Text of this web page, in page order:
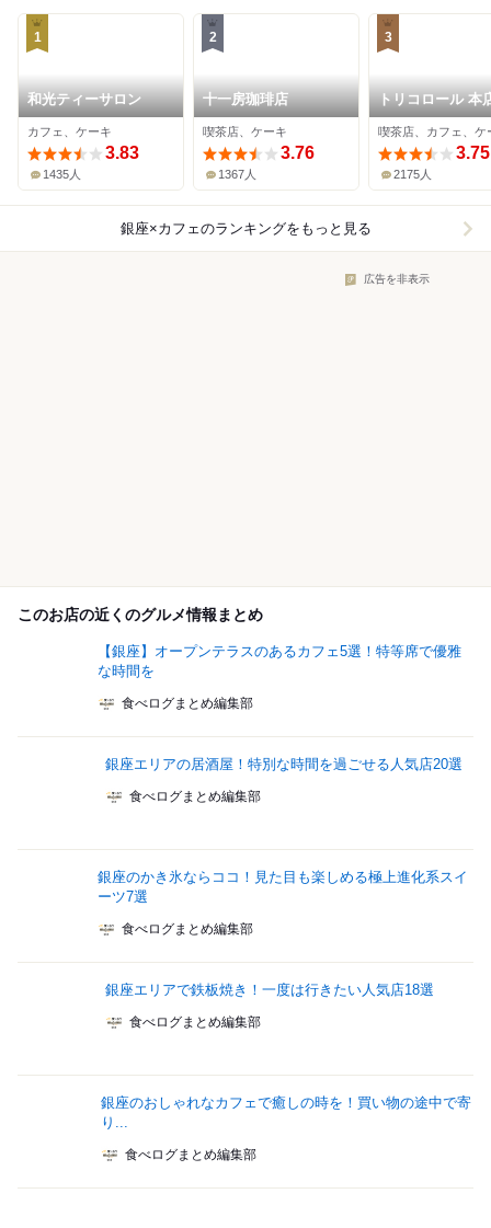
1
和光ティーサロン
カフェ、ケーキ
3.83
1435人
2
十一房珈琲店
喫茶店、ケーキ
3.76
1367人
3
トリコロール 本
喫茶店、カフェ、ケ
3.75
2175人
銀座×カフェのランキングをもっと見る
広告を非表示
このお店の近くのグルメ情報まとめ
【銀座】オープンテラスのあるカフェ5選！特等席で優雅
な時間を
食べログまとめ編集部
銀座エリアの居酒屋！特別な時間を過ごせる人気店20選
食べログまとめ編集部
銀座のかき氷ならココ！見た目も楽しめる極上進化系スイ
ーツ7選
食べログまとめ編集部
銀座エリアで鉄板焼き！一度は行きたい人気店18選
食べログまとめ編集部
銀座のおしゃれなカフェで癒しの時を！買い物の途中で寄
り...
食べログまとめ編集部